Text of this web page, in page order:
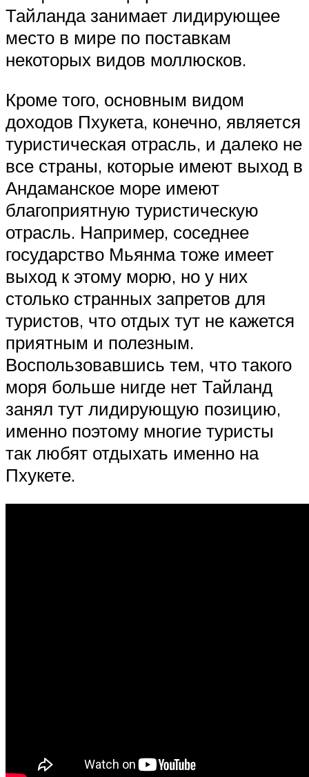
Тайланда занимает лидирующее
место в мире по поставкам
некоторых видов моллюсков.
Кроме того, основным видом
доходов Пхукета, конечно, является
туристическая отрасль, и далеко не
все страны, которые имеют выход в
Андаманское море имеют
благоприятную туристическую
отрасль. Например, соседнее
государство Мьянма тоже имеет
выход к этому морю, но у них
столько странных запретов для
туристов, что отдых тут не кажется
приятным и полезным.
Воспользовавшись тем, что такого
моря больше нигде нет Тайланд
занял тут лидирующую позицию,
именно поэтому многие туристы
так любят отдыхать именно на
Пхукете.